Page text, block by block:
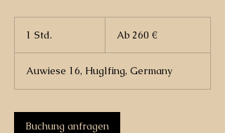
1 Std.
d
EuroAb 260 €
Auwiese 16, Huglfing, Germany
Buchung anfragen